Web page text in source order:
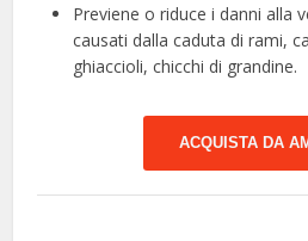
Previene o riduce i danni alla
causati dalla caduta di rami,
ghiaccioli, chicchi di grandine.
ACQUISTA DA